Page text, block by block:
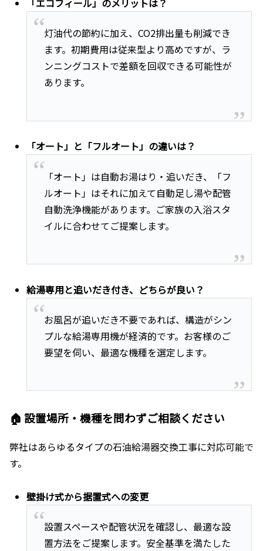
「エコフィール」のメリットは？
灯油代の節約に加え、CO2排出量も削減でき
ます。初期費用は従来型より高めですが、ラ
ンニングコストで差額を回収できる可能性が
あります。
「オート」と「フルオート」の違いは？
「オート」は自動お湯はり・追いだき、「フ
ルオート」はそれに加えて自動足し湯や配管
自動洗浄機能があります。ご家族の入浴スタ
イルに合わせてご提案します。
給湯専用と追いだき付き、どちらが良い？
お風呂が追いだき不要であれば、構造がシン
プルな給湯専用機が経済的です。お客様のご
要望を伺い、最適な機種を選定します。
🏠 設置場所・機種を問わずご相談ください
弊社はあらゆるタイプの石油給湯器交換工事に対応可能で
す。
壁掛け式から据置式への変更
設置スペースや配管状況を確認し、最適な設
置方法をご提案します。安全基準を満たした